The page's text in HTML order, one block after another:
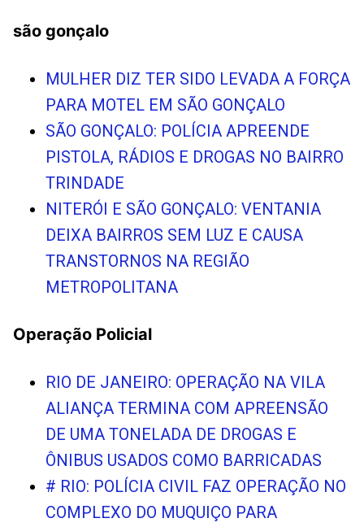
são gonçalo
MULHER DIZ TER SIDO LEVADA A FORÇA
PARA MOTEL EM SÃO GONÇALO
SÃO GONÇALO: POLÍCIA APREENDE
PISTOLA, RÁDIOS E DROGAS NO BAIRRO
TRINDADE
NITERÓI E SÃO GONÇALO: VENTANIA
DEIXA BAIRROS SEM LUZ E CAUSA
TRANSTORNOS NA REGIÃO
METROPOLITANA
Operação Policial
RIO DE JANEIRO: OPERAÇÃO NA VILA
ALIANÇA TERMINA COM APREENSÃO
DE UMA TONELADA DE DROGAS E
ÔNIBUS USADOS COMO BARRICADAS
# RIO: POLÍCIA CIVIL FAZ OPERAÇÃO NO
COMPLEXO DO MUQUIÇO PARA